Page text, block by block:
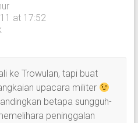
at 17:52
ke Trowulan, tapi buat
upacara militer
betapa sungguh-
peninggalan